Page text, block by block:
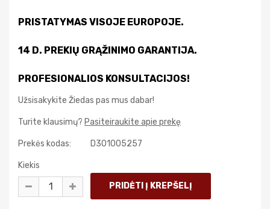
PRISTATYMAS VISOJE EUROPOJE.
14 D. PREKIŲ GRĄŽINIMO GARANTIJA.
PROFESIONALIOS KONSULTACIJOS!
Užsisakykite Žiedas pas mus dabar!
Turite klausimų? Pasiteiraukite apie prekę
Prekės kodas: D301005257
Kiekis